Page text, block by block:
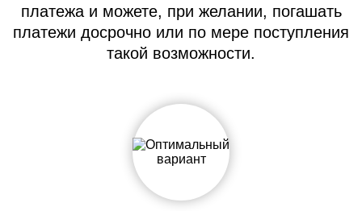
платежа и можете, при желании, погашать
платежи досрочно или по мере поступления
такой возможности.